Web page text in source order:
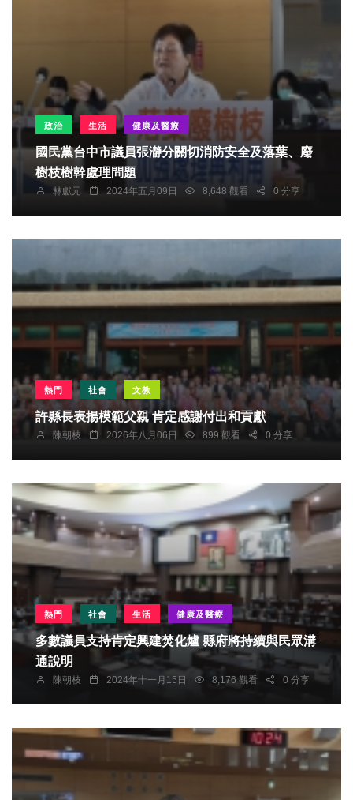
政治 生活 健康及醫療
國民黨台中市議員張瀞分關切消防安全及落葉、廢
樹枝樹幹處理問題
林獻元 2024年五月09日 8,648 觀看 0 分享
熱門 社會 文教
許縣長表揚模範父親 肯定感謝付出和貢獻
陳朝枝 2026年八月06日 899 觀看 0 分享
熱門 社會 生活 健康及醫療
多數議員支持肯定興建焚化爐 縣府將持續與民眾溝
通說明
陳朝枝 2024年十一月15日 8,176 觀看 0 分享